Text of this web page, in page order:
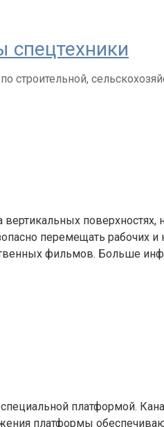
спецтехники
перемещать
фильмов. Больше
платформой.
платформы